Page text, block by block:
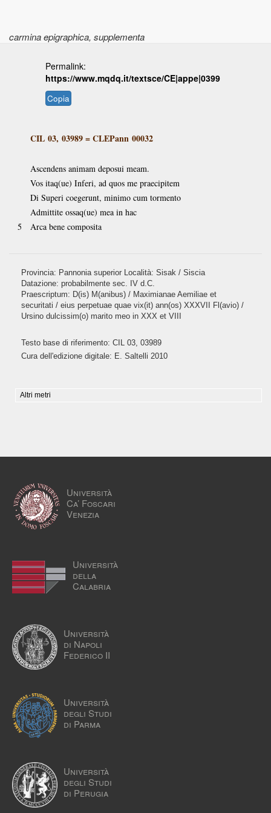
carmina epigraphica, supplementa
Permalink:
https://www.mqdq.it/textsce/CE|appe|0399
Copia
CIL 03, 03989=CLEPann 00032
Ascendens animam deposui meam.
Vos itaq(ue) Inferi, ad quos me praecipitem
Di Superi coegerunt, minimo cum tormento
Admittite ossaq(ue) mea in hac
5
Arca bene composita
Provincia: Pannonia superior Località: Sisak / Siscia
Datazione: probabilmente sec. IV d.C.
Praescriptum: D(is) M(anibus) / Maximianae Aemiliae et
securitati / eius perpetuae quae vix(it) ann(os) XXXVII Fl(avio) /
Ursino dulcissim(o) marito meo in XXX et VIII
Testo base di riferimento: CIL 03, 03989
Cura dell'edizione digitale: E. Saltelli 2010
Altri metri
Università
Ca’ Foscari
Venezia
Università
della
Calabria
Università
di Napoli
Federico II
Università
degli Studi
di Parma
Università
degli Studi
di Perugia